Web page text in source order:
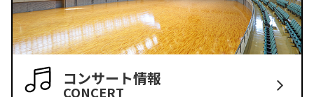
コンサート情報
CONCERT